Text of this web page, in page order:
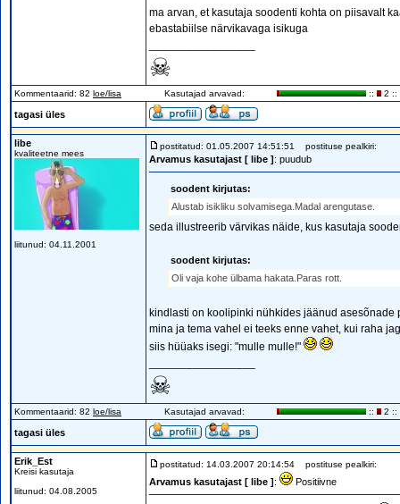
ma arvan, et kasutaja soodenti kohta on piisavalt
ebastabiilse närvikavaga isikuga
☠
Kommentaarid: 82 loe/lisa Kasutajad arvavad: :: 2 ::
tagasi üles
libe
kvaliteetne mees
liitunud: 04.11.2001
postitatud: 01.05.2007 14:51:51 postituse pealkiri:
Arvamus kasutajast [ libe ]: puudub
soodent kirjutas:
Alustab isikliku solvamisega.Madal arengutase.
seda illustreerib värvikas näide, kus kasutaja
soodent kirjutas:
Oli vaja kohe ülbama hakata.Paras rott.
kindlasti on koolipinki nühkides jäänud asesõnade
mina ja tema vahel ei teeks enne vahet, kui raha
siis hüüaks isegi: "mulle mulle!"
☠
Kommentaarid: 82 loe/lisa Kasutajad arvavad: :: 2 ::
tagasi üles
Erik_Est
Kreisi kasutaja
liitunud: 04.08.2005
postitatud: 14.03.2007 20:14:54 postituse pealkiri:
Arvamus kasutajast [ libe ]: Positiivne